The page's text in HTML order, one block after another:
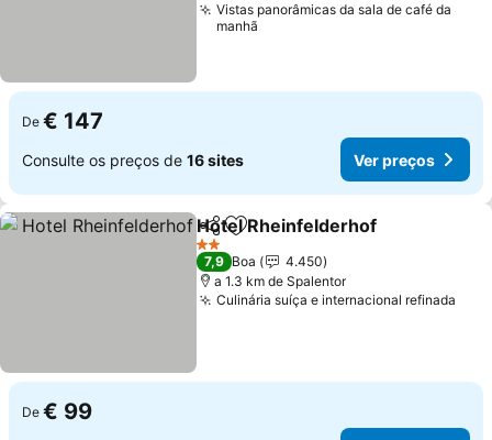
Vistas panorâmicas da sala de café da
manhã
De € 147
Consulte os preços de 16 sites Ver preços
PartilharAdicionar aos favoritos
Hotel Rheinfelderhof
2 Estrelas
7,9 Boa
4.450
a 1.3 km de Spalentor
Culinária suíça e internacional refinada
De € 99